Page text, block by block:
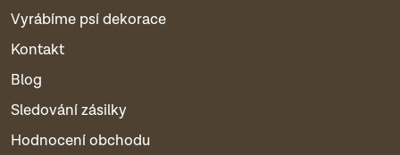
Vyrábíme psí dekorace
Kontakt
Blog
Sledování zásilky
Hodnocení obchodu